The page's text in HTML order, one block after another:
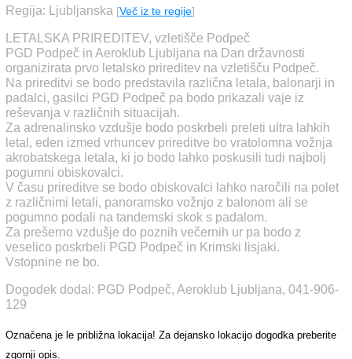
Regija: Ljubljanska [Več iz te regije]
LETALSKA PRIREDITEV, vzletišče Podpeč
PGD Podpeč in Aeroklub Ljubljana na Dan državnosti
organizirata prvo letalsko prireditev na vzletišču Podpeč.
Na prireditvi se bodo predstavila različna letala, balonarji in
padalci, gasilci PGD Podpeč pa bodo prikazali vaje iz
reševanja v različnih situacijah.
Za adrenalinsko vzdušje bodo poskrbeli preleti ultra lahkih
letal, eden izmed vrhuncev prireditve bo vratolomna vožnja
akrobatskega letala, ki jo bodo lahko poskusili tudi najbolj
pogumni obiskovalci.
V času prireditve se bodo obiskovalci lahko naročili na polet
z različnimi letali, panoramsko vožnjo z balonom ali se
pogumno podali na tandemski skok s padalom.
Za prešerno vzdušje do poznih večernih ur pa bodo z
veselico poskrbeli PGD Podpeč in Krimski lisjaki.
Vstopnine ne bo.
Dogodek dodal: PGD Podpeč, Aeroklub Ljubljana, 041-906-
129
Označena je le približna lokacija! Za dejansko lokacijo dogodka preberite
zgornji opis.